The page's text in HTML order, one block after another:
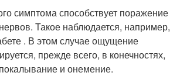
симптома способствует поражение
Такое наблюдается, например,
. В этом случае ощущение
прежде всего, в конечностях,
и онемение.